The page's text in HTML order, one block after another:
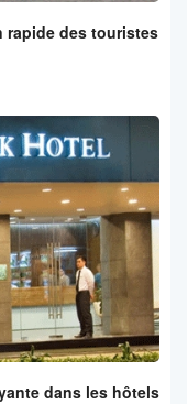
rapide des touristes
dans les hôtels